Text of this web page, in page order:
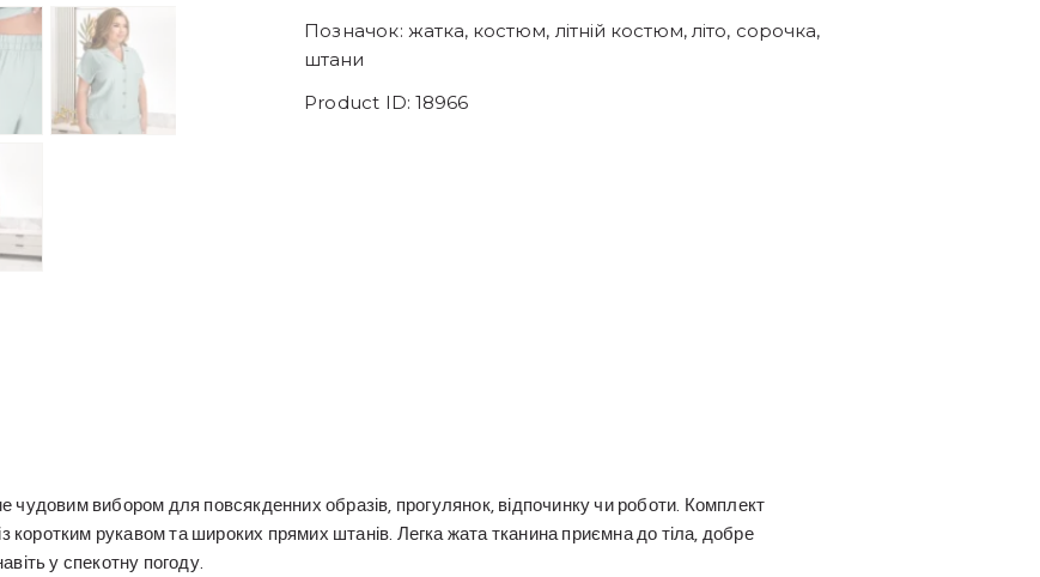
Позначок: жатка, костюм, літній костюм, літо, сорочка,
штани
Product ID:18966
вибором для повсякденних образів, прогулянок, відпочинку чи роботи. Комплект
коротким рукавом та широких прямих штанів. Легка жата тканина приємна до тіла, добре
у спекотну погоду.